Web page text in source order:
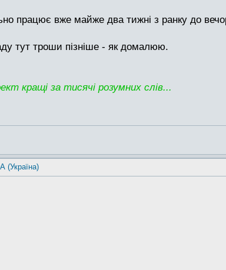
працює вже майже два тижні з ранку до
тут троши пізніше - як домалюю.
кращі за тисячі розумних слів...
(Україна)